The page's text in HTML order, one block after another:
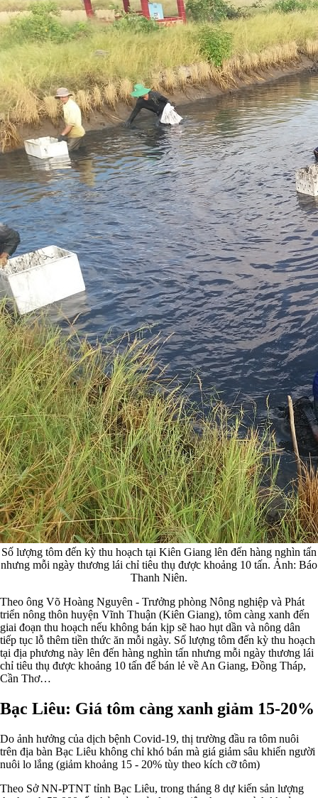
Số lượng tôm đến kỳ thu hoạch tại Kiên Giang lên đến hàng nghìn tấn
nhưng mỗi ngày thương lái chỉ tiêu thụ được khoảng 10 tấn. Ảnh: Báo
Thanh Niên.
Theo ông Võ Hoàng Nguyên - Trưởng phòng Nông nghiệp và Phát
triển nông thôn huyện Vĩnh Thuận (Kiên Giang), tôm càng xanh đến
giai đoạn thu hoạch nếu không bán kịp sẽ hao hụt dần và nông dân
tiếp tục lỗ thêm tiền thức ăn mỗi ngày. Số lượng tôm đến kỳ thu hoạch
tại địa phương này lên đến hàng nghìn tấn nhưng mỗi ngày thương lái
chỉ tiêu thụ được khoảng 10 tấn để bán lẻ về An Giang, Đồng Tháp,
Cần Thơ…
Bạc Liêu: Giá tôm càng xanh giảm 15-20%
Do ảnh hưởng của dịch bệnh Covid-19, thị trường đầu ra tôm nuôi
trên địa bàn Bạc Liêu không chỉ khó bán mà giá giảm sâu khiến người
nuôi lo lắng (giảm khoảng 15 - 20% tùy theo kích cỡ tôm)
Theo Sở NN-PTNT tỉnh Bạc Liêu, trong tháng 8 dự kiến sản lượng